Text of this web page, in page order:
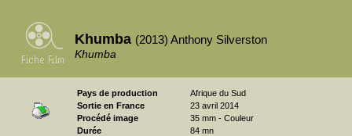
Khumba (2013) Anthony Silverston
Khumba
Pays de production
Afrique du Sud
Sortie en France
23 avril 2014
Procédé image
35 mm - Couleur
Durée
84 mn